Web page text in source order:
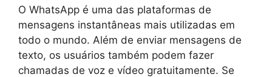
O WhatsApp é uma das plataformas de
mensagens instantâneas mais utilizadas em
todo o mundo. Além de enviar mensagens de
texto, os usuários também podem fazer
chamadas de voz e vídeo gratuitamente. Se